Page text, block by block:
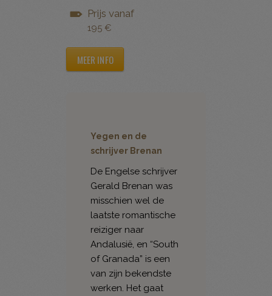
Prijs vanaf
195 €
MEER INFO
Yegen en de
schrijver Brenan
De Engelse schrijver
Gerald Brenan was
misschien wel de
laatste romantische
reiziger naar
Andalusië, en “South
of Granada” is een
van zijn bekendste
werken. Het gaat